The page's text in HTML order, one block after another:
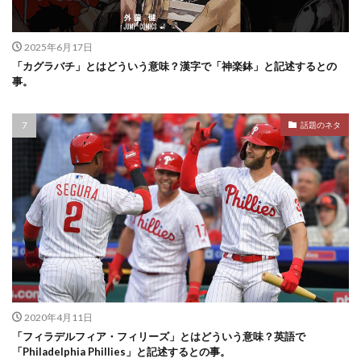
2025年6月17日
「カグラバチ」とはどういう意味？漢字で「神楽鉢」と記述するとの
事。
話題のネタ
2020年4月11日
「フィラデルフィア・フィリーズ」とはどういう意味？英語で
「Philadelphia Phillies」と記述するとの事。